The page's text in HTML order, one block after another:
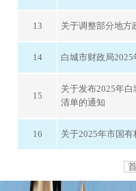
13 关于调整部分地方
14 白城市财政局
15
关于发布2025年
清单的通知
16 关于2025年市国